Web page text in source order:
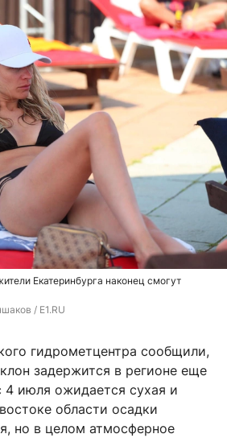
Екатеринбурга наконец смогут
/ E1.RU
гидрометцентра сообщили,
задержится в регионе еще
4 июля ожидается сухая и
области осадки
но в целом атмосферное